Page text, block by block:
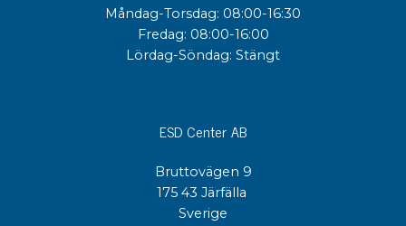
Måndag-Torsdag: 08:00-16:30
Fredag: 08:00-16:00
Lördag-Söndag: Stängt
ESD Center AB
Bruttovägen 9
175 43 Järfälla
Sverige